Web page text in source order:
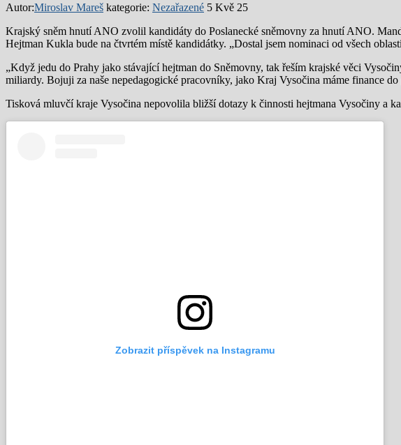
Autor:Miroslav Mareš kategorie: Nezařazené 5 Kvě 25
Krajský sněm hnutí ANO zvolil kandidáty do Poslanecké sněmovny za hnutí ANO.
Hejtman Kukla bude na čtvrtém místě kandidátky. „Dostal jsem nominaci od všech
„Když jedu do Prahy jako stávající hejtman do Sněmovny, tak řeším krajské věci
miliardy. Bojuji za naše nepedagogické pracovníky, jako Kraj Vysočina máme finance
Tisková mluvčí kraje Vysočina nepovolila bližší dotazy k činnosti hejtmana Vysočiny a
Zobrazit příspěvek na Instagramu